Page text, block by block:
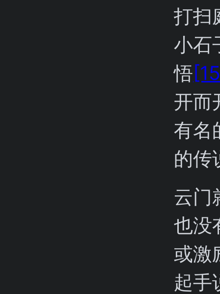
打扫
小石
悟
开而
有名
的传
云门
也没
或激
起手